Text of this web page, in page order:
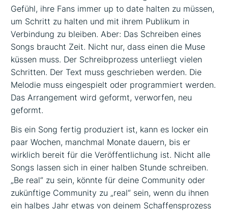
Gefühl, ihre Fans immer up to date halten zu müssen,
um Schritt zu halten und mit ihrem Publikum in
Verbindung zu bleiben. Aber: Das Schreiben eines
Songs braucht Zeit. Nicht nur, dass einen die Muse
küssen muss. Der Schreibprozess unterliegt vielen
Schritten. Der Text muss geschrieben werden. Die
Melodie muss eingespielt oder programmiert werden.
Das Arrangement wird geformt, verworfen, neu
geformt.
Bis ein Song fertig produziert ist, kann es locker ein
paar Wochen, manchmal Monate dauern, bis er
wirklich bereit für die Veröffentlichung ist. Nicht alle
Songs lassen sich in einer halben Stunde schreiben.
„Be real“ zu sein, könnte für deine Community oder
zukünftige Community zu „real“ sein, wenn du ihnen
ein halbes Jahr etwas von deinem Schaffensprozess